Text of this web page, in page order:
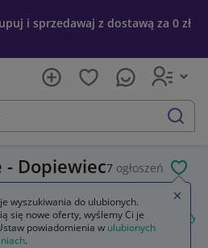
i sprzedawaj z dostawą za 0 zł
szukaj
- Dopiewiec7 ogłoszeń
artykuły szkolne i biurowe
wyszukiwania do ulubionych.
się nowe oferty, wyślemy Ci je
powiadomienia w ulubionych
.